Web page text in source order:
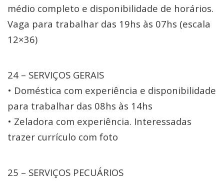
médio completo e disponibilidade de horários.
Vaga para trabalhar das 19hs às 07hs (escala
12×36)
24 – SERVIÇOS GERAIS
• Doméstica com experiência e disponibilidade
para trabalhar das 08hs às 14hs
• Zeladora com experiência. Interessadas
trazer currículo com foto
25 – SERVIÇOS PECUÁRIOS